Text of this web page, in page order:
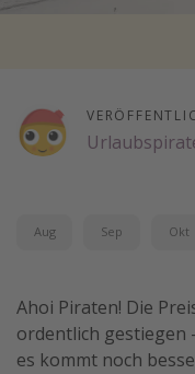
Aug Sep Okt
Ahoi Piraten! Die
ordentlich gestiegen
es kommt noch